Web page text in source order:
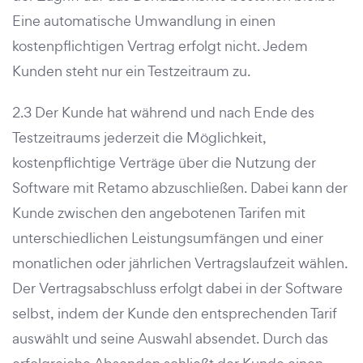
Eine automatische Umwandlung in einen
kostenpflichtigen Vertrag erfolgt nicht. Jedem
Kunden steht nur ein Testzeitraum zu.
2.3 Der Kunde hat während und nach Ende des
Testzeitraums jederzeit die Möglichkeit,
kostenpflichtige Verträge über die Nutzung der
Software mit Retamo abzuschließen. Dabei kann der
Kunde zwischen den angebotenen Tarifen mit
unterschiedlichen Leistungsumfängen und einer
monatlichen oder jährlichen Vertragslaufzeit wählen.
Der Vertragsabschluss erfolgt dabei in der Software
selbst, indem der Kunde den entsprechenden Tarif
auswählt und seine Auswahl absendet. Durch das